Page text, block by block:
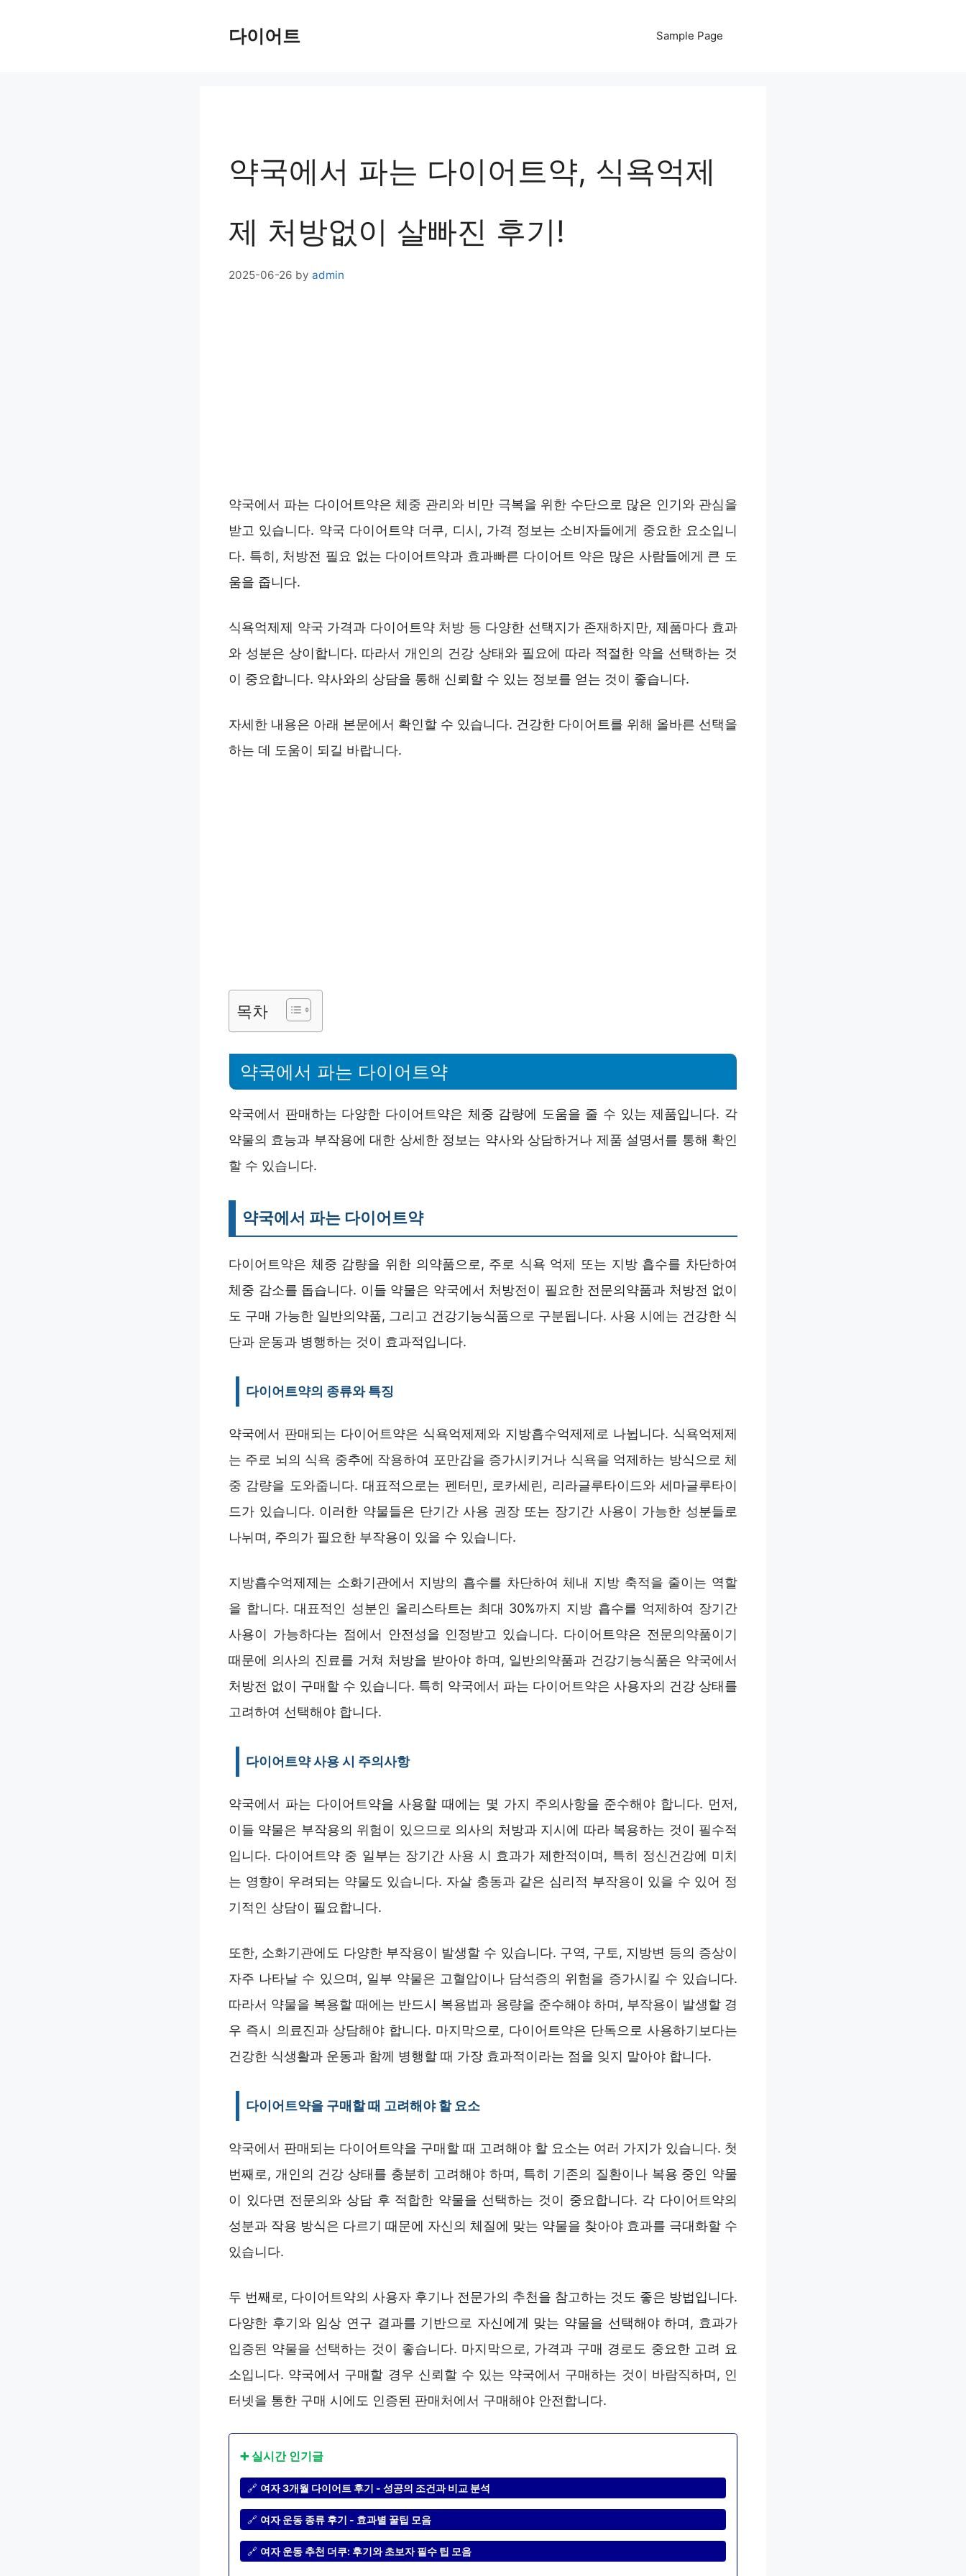
다이어트 Sample Page
약국에서 파는 다이어트약, 식욕억제
제 처방없이 살빠진 후기!
2025-06-26 by admin
약국에서 파는 다이어트약은 체중 관리와 비만 극복을 위한 수단으로 많은 인기와 관심을
받고 있습니다. 약국 다이어트약 더쿠, 디시, 가격 정보는 소비자들에게 중요한 요소입니
다. 특히, 처방전 필요 없는 다이어트약과 효과빠른 다이어트 약은 많은 사람들에게 큰 도
움을 줍니다.
식욕억제제 약국 가격과 다이어트약 처방 등 다양한 선택지가 존재하지만, 제품마다 효과
와 성분은 상이합니다. 따라서 개인의 건강 상태와 필요에 따라 적절한 약을 선택하는 것
이 중요합니다. 약사와의 상담을 통해 신뢰할 수 있는 정보를 얻는 것이 좋습니다.
자세한 내용은 아래 본문에서 확인할 수 있습니다. 건강한 다이어트를 위해 올바른 선택을
하는 데 도움이 되길 바랍니다.
목차
약국에서 파는 다이어트약
약국에서 판매하는 다양한 다이어트약은 체중 감량에 도움을 줄 수 있는 제품입니다. 각
약물의 효능과 부작용에 대한 상세한 정보는 약사와 상담하거나 제품 설명서를 통해 확인
할 수 있습니다.
약국에서 파는 다이어트약
다이어트약은 체중 감량을 위한 의약품으로, 주로 식욕 억제 또는 지방 흡수를 차단하여
체중 감소를 돕습니다. 이들 약물은 약국에서 처방전이 필요한 전문의약품과 처방전 없이
도 구매 가능한 일반의약품, 그리고 건강기능식품으로 구분됩니다. 사용 시에는 건강한 식
단과 운동과 병행하는 것이 효과적입니다.
다이어트약의 종류와 특징
약국에서 판매되는 다이어트약은 식욕억제제와 지방흡수억제제로 나뉩니다. 식욕억제제
는 주로 뇌의 식욕 중추에 작용하여 포만감을 증가시키거나 식욕을 억제하는 방식으로 체
중 감량을 도와줍니다. 대표적으로는 펜터민, 로카세린, 리라글루타이드와 세마글루타이
드가 있습니다. 이러한 약물들은 단기간 사용 권장 또는 장기간 사용이 가능한 성분들로
나뉘며, 주의가 필요한 부작용이 있을 수 있습니다.
지방흡수억제제는 소화기관에서 지방의 흡수를 차단하여 체내 지방 축적을 줄이는 역할
을 합니다. 대표적인 성분인 올리스타트는 최대 30%까지 지방 흡수를 억제하여 장기간
사용이 가능하다는 점에서 안전성을 인정받고 있습니다. 다이어트약은 전문의약품이기
때문에 의사의 진료를 거쳐 처방을 받아야 하며, 일반의약품과 건강기능식품은 약국에서
처방전 없이 구매할 수 있습니다. 특히 약국에서 파는 다이어트약은 사용자의 건강 상태를
고려하여 선택해야 합니다.
다이어트약 사용 시 주의사항
약국에서 파는 다이어트약을 사용할 때에는 몇 가지 주의사항을 준수해야 합니다. 먼저,
이들 약물은 부작용의 위험이 있으므로 의사의 처방과 지시에 따라 복용하는 것이 필수적
입니다. 다이어트약 중 일부는 장기간 사용 시 효과가 제한적이며, 특히 정신건강에 미치
는 영향이 우려되는 약물도 있습니다. 자살 충동과 같은 심리적 부작용이 있을 수 있어 정
기적인 상담이 필요합니다.
또한, 소화기관에도 다양한 부작용이 발생할 수 있습니다. 구역, 구토, 지방변 등의 증상이
자주 나타날 수 있으며, 일부 약물은 고혈압이나 담석증의 위험을 증가시킬 수 있습니다.
따라서 약물을 복용할 때에는 반드시 복용법과 용량을 준수해야 하며, 부작용이 발생할 경
우 즉시 의료진과 상담해야 합니다. 마지막으로, 다이어트약은 단독으로 사용하기보다는
건강한 식생활과 운동과 함께 병행할 때 가장 효과적이라는 점을 잊지 말아야 합니다.
다이어트약을 구매할 때 고려해야 할 요소
약국에서 판매되는 다이어트약을 구매할 때 고려해야 할 요소는 여러 가지가 있습니다. 첫
번째로, 개인의 건강 상태를 충분히 고려해야 하며, 특히 기존의 질환이나 복용 중인 약물
이 있다면 전문의와 상담 후 적합한 약물을 선택하는 것이 중요합니다. 각 다이어트약의
성분과 작용 방식은 다르기 때문에 자신의 체질에 맞는 약물을 찾아야 효과를 극대화할 수
있습니다.
두 번째로, 다이어트약의 사용자 후기나 전문가의 추천을 참고하는 것도 좋은 방법입니다.
다양한 후기와 임상 연구 결과를 기반으로 자신에게 맞는 약물을 선택해야 하며, 효과가
입증된 약물을 선택하는 것이 좋습니다. 마지막으로, 가격과 구매 경로도 중요한 고려 요
소입니다. 약국에서 구매할 경우 신뢰할 수 있는 약국에서 구매하는 것이 바람직하며, 인
터넷을 통한 구매 시에도 인증된 판매처에서 구매해야 안전합니다.
➕ 실시간 인기글
🔗 여자 3개월 다이어트 후기 - 성공의 조건과 비교 분석
🔗 여자 운동 종류 후기 - 효과별 꿀팁 모음
🔗 여자 운동 추천 더쿠: 후기와 초보자 필수 팁 모음